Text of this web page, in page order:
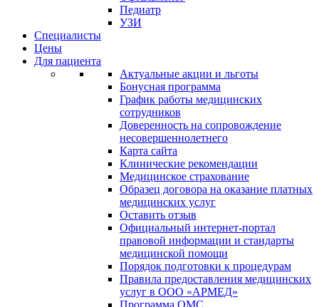
Педиатр
УЗИ
Специалисты
Цены
Для пациента
Актуальные акции и льготы
Бонусная программа
График работы медицинских
сотрудников
Доверенность на сопровождение
несовершеннолетнего
Карта сайта
Клинические рекомендации
Медицинское страхование
Образец договора на оказание платных
медицинских услуг
Оставить отзыв
Официальный интернет-портал
правовой информации и стандарты
медицинской помощи
Порядок подготовки к процедурам
Правила предоставления медицинских
услуг в ООО «АРМЕД»
Программа ОМС